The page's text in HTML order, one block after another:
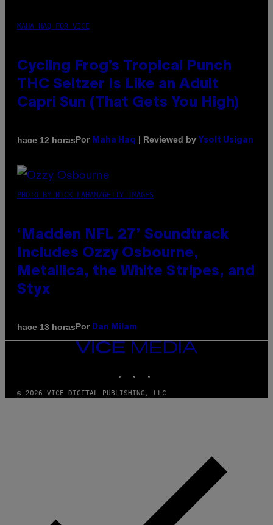
MAHA HAQ FOR VICE
Cycling Frog’s Tropical Punch
THC Seltzer Is Like an Adult
Capri Sun (That Gets You High)
hace 12 horasPor Maha Haq | Reviewed by Ysolt Usigan
PHOTO BY NICK LAHAM/GETTY IMAGES
‘Madden NFL 27’ Soundtrack
Includes Ozzy Osbourne,
Metallica, the White Stripes, and
Styx
hace 13 horasPor Dan Milam
VICE
© 2026 VICE DIGITAL PUBLISHING, LLC